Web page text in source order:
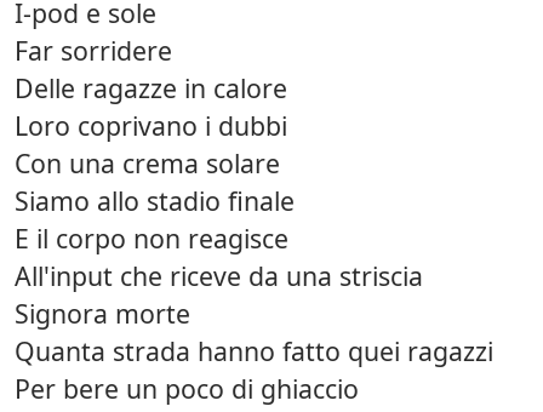
I-pod e sole
Far sorridere
Delle ragazze in calore
Loro coprivano i dubbi
Con una crema solare
Siamo allo stadio finale
E il corpo non reagisce
All'input che riceve da una striscia
Signora morte
Quanta strada hanno fatto quei ragazzi
Per bere un poco di ghiaccio